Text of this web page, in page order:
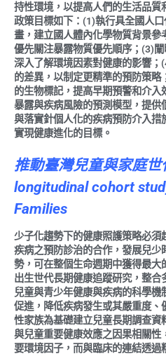
持性環境，以提高人們的生活品
政策目標如下：(1)執行具全國人
畫，建立國人體內化學物質背景參
優先關注暴露物質優先順序；(3)
深入了解環境因素對健康的影響
的差異，以制定更精準的預防策
的生物標記，提高早期預警和介
暴露與疾病風險的預測模型，提
與落實針個人化的疾病預防介入措
實現健康進化的目標。
推動臺灣兒童與家庭
longitudinal cohort
Families
少子化趨勢下的健康照護策略必
疾病之預防診治的合作，發展兒
勢，可在整個生命週期中獲得最
出生世代長期健康追蹤研究，整
兒童與青少年健康與疾病的科學
促進，降低疾病發生或其嚴重度、
性家族為基礎建立兒童長期調查
與兒童重要健康效應之因果相關
要環境因子，而與臨床的連結透過